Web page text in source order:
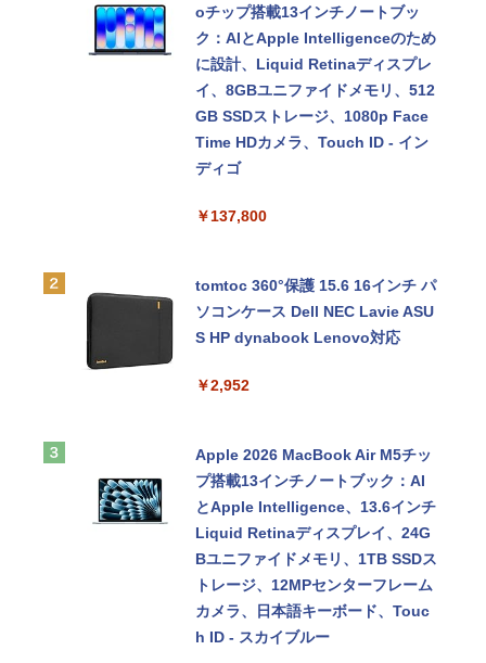
oチップ搭載13インチノートブッ
ク：AIとApple Intelligenceのため
に設計、Liquid Retinaディスプレ
イ、8GBユニファイドメモリ、512
GB SSDストレージ、1080p Face
Time HDカメラ、Touch ID - イン
ディゴ
￥137,800
tomtoc 360°保護 15.6 16インチ パ
ソコンケース Dell NEC Lavie ASU
S HP dynabook Lenovo対応
￥2,952
Apple 2026 MacBook Air M5チッ
プ搭載13インチノートブック：AI
とApple Intelligence、13.6インチ
Liquid Retinaディスプレイ、24G
Bユニファイドメモリ、1TB SSDス
トレージ、12MPセンターフレーム
カメラ、日本語キーボード、Touc
h ID - スカイブルー